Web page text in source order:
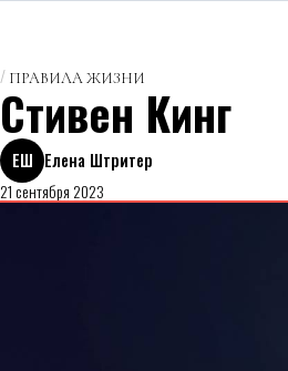
ПРАВИЛА ЖИЗНИ
Стивен Кинг
ЕШ Елена Штритер
21 сентября 2023